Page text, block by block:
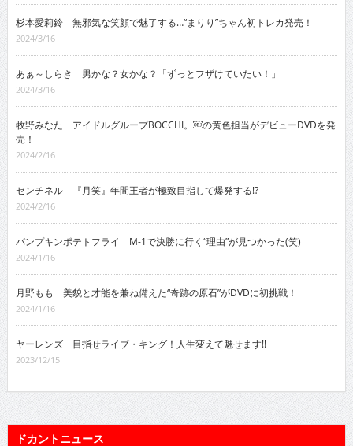
杉本愛莉鈴 無邪気な笑顔で魅了する…“まりり”ちゃん初トレカ発売！
2024/3/16
あぁ～しらき 男かな？女かな？「ずっとフザけていたい！」
2024/3/16
牧野みなた アイドルグループBOCCHI。￼の黄色担当がデビューDVDを発
売！
2024/2/16
センチネル 『月笑』年間王者が極致目指して爆発する!?
2024/2/16
パンプキンポテトフライ M-1で決勝に行く“理由”が見つかった(笑)
2024/1/16
月野もも 美貌と才能を兼ね備えた“奇跡の原石”がDVDに初挑戦！
2024/1/16
ヤーレンズ 目指せライブ・キング！人生変えて魅せます!!
2023/12/15
ドカントニュース